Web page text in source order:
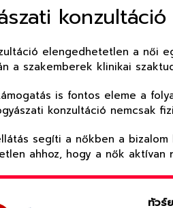
elengedhetetlen a női
a szakemberek klinikai
is fontos eleme a
konzultáció nemcsak
segíti a nőkben a
ahhoz, hogy a nők
ทัวร์